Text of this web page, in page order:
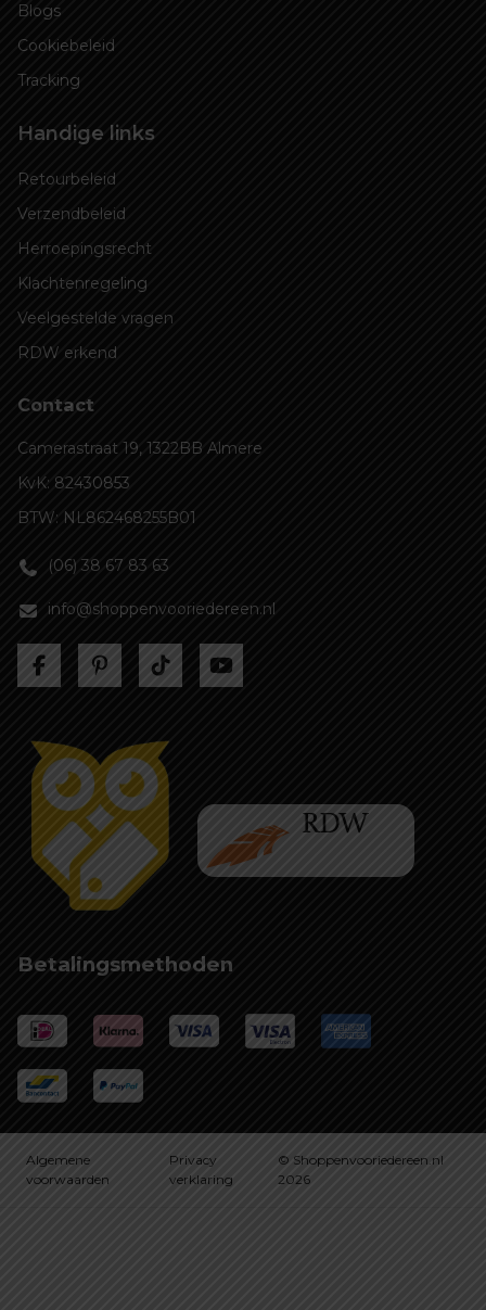
Blogs
Cookiebeleid
Tracking
Handige links
Retourbeleid
Verzendbeleid
Herroepingsrecht
Klachtenregeling
Veelgestelde vragen
RDW erkend
Contact
Camerastraat 19, 1322BB Almere
KvK: 82430853
BTW: NL862468255B01
(06) 38 67 83 63
info@shoppenvooriedereen.nl
Betalingsmethoden
Algemene
voorwaarden
Privacy
verklaring
© Shoppenvooriedereen.nl
2026